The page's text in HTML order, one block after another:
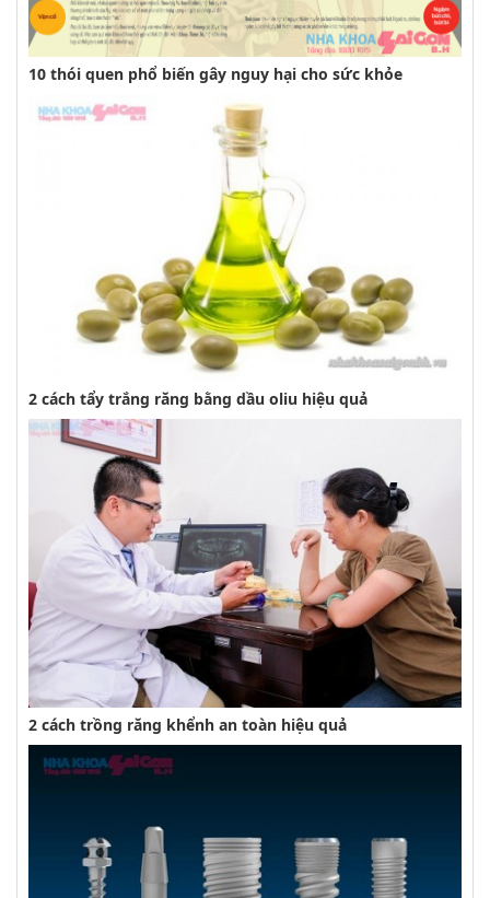
10 thói quen phổ biến gây nguy hại cho sức khỏe
2 cách tẩy trắng răng bằng dầu oliu hiệu quả
2 cách trồng răng khểnh an toàn hiệu quả